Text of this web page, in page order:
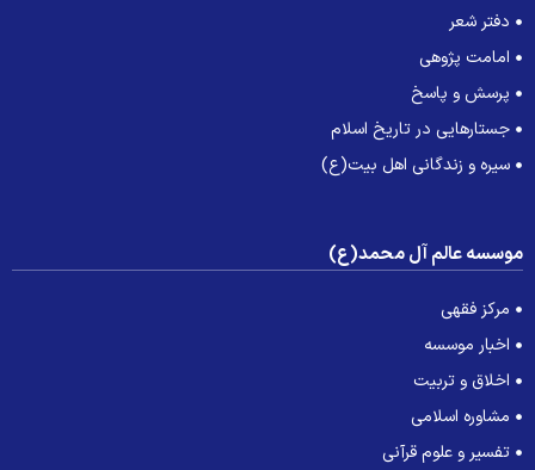
دفتر شعر
امامت پژوهی
پرسش و پاسخ
جستارهایی در تاریخ اسلام
سیره و زندگانی اهل بیت(ع)
عالم آل محمد(ع)
مرکز فقهی
اخبار موسسه
اخلاق و تربیت
مشاوره اسلامی
تفسیر و علوم قرآنی